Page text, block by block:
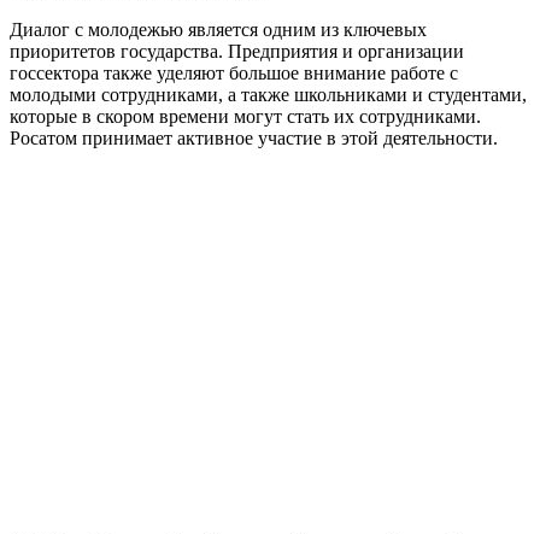
Диалог с молодежью является одним из ключевых
приоритетов государства. Предприятия и организации
госсектора также уделяют большое внимание работе с
молодыми сотрудниками, а также школьниками и студентами,
которые в скором времени могут стать их сотрудниками.
Росатом принимает активное участие в этой деятельности.